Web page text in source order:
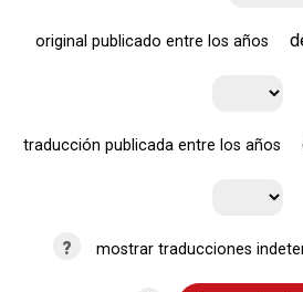
original publicado entre los años
traducción publicada entre los años
? mostrar traducciones